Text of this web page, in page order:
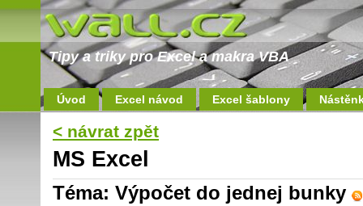
Tipy a triky pro Excel a makra VBA
Úvod Excel návod Excel šablony
< návrat zpět
MS Excel
Téma: Výpočet do jednej bunky